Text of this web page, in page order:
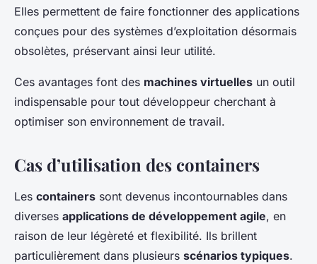
Elles permettent de faire fonctionner des applications
conçues pour des systèmes d’exploitation désormais
obsolètes, préservant ainsi leur utilité.
Ces avantages font des machines virtuelles un outil
indispensable pour tout développeur cherchant à
optimiser son environnement de travail.
Cas d’utilisation des containers
Les containers sont devenus incontournables dans
diverses applications de développement agile, en
raison de leur légèreté et flexibilité. Ils brillent
particulièrement dans plusieurs scénarios typiques.